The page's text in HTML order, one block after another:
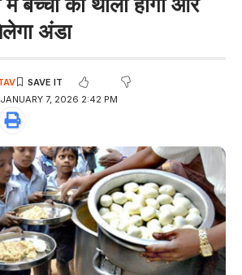
अंडा
7, 2026 2:42 PM